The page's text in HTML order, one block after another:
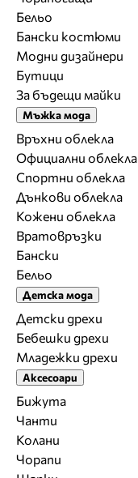
Бельо
Бански костюми
Модни дизайнери
Бутици
За бъдещи майки
Мъжка мода
Връхни облекла
Официални облекла
Спортни облекла
Дънкови облекла
Кожени облекла
Вратовръзки
Бански
Бельо
Детска мода
Детски дрехи
Бебешки дрехи
Младежки дрехи
Аксесоари
Бижута
Чанти
Колани
Чорапи